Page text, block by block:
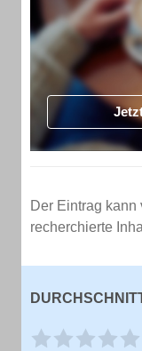
Der Eintrag kann
recherchierte